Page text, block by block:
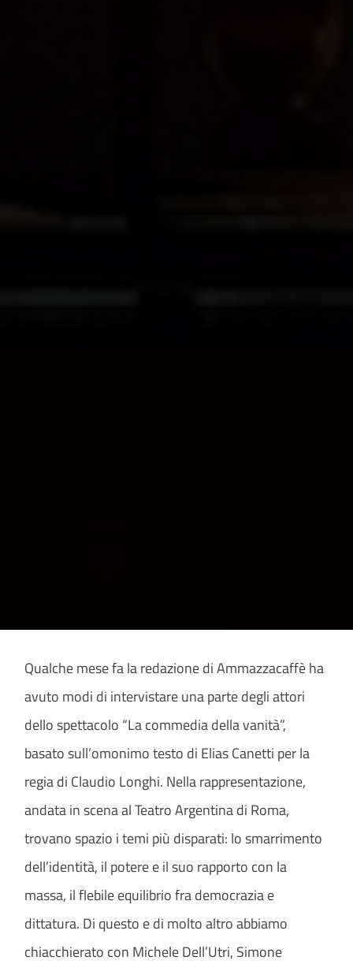
Qualche mese fa la redazione di Ammazzacaffè ha
avuto modi di intervistare una parte degli attori
dello spettacolo “La commedia della vanità”,
basato sull’omonimo testo di Elias Canetti per la
regia di Claudio Longhi. Nella rappresentazione,
andata in scena al Teatro Argentina di Roma,
trovano spazio i temi più disparati: lo smarrimento
dell’identità, il potere e il suo rapporto con la
massa, il flebile equilibrio fra democrazia e
dittatura. Di questo e di molto altro abbiamo
chiacchierato con Michele Dell’Utri, Simone